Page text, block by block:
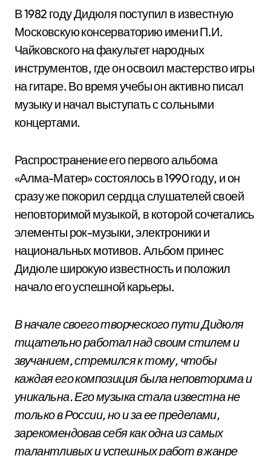
В 1982 году Дидюля поступил в известную
Московскую консерваторию имени П.И.
Чайковского на факультет народных
инструментов, где он освоил мастерство игры
на гитаре. Во время учебы он активно писал
музыку и начал выступать с сольными
концертами.
Распространение его первого альбома
«Алма-Матер» состоялось в 1990 году, и он
сразу же покорил сердца слушателей своей
неповторимой музыкой, в которой сочетались
элементы рок-музыки, электроники и
национальных мотивов. Альбом принес
Дидюле широкую известность и положил
начало его успешной карьеры.
В начале своего творческого пути Дидюля
тщательно работал над своим стилем и
звучанием, стремился к тому, чтобы
каждая его композиция была неповторима и
уникальна. Его музыка стала известна не
только в России, но и за ее пределами,
зарекомендовав себя как одна из самых
талантливых и успешных работ в жанре